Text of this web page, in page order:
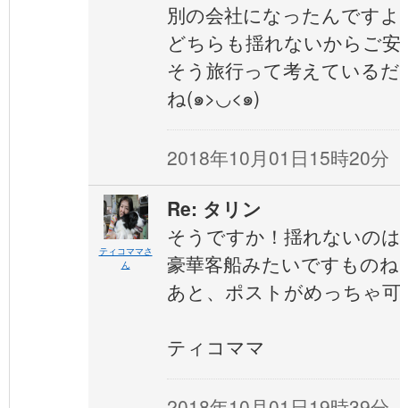
別の会社になったんです
どちらも揺れないからご
そう旅行って考えている
ね(๑>◡<๑)
2018年10月01日15時20分
ティコママさ
ん
Re: タリン
そうですか！揺れないの
豪華客船みたいですもの
あと、ポストがめっちゃ
ティコママ